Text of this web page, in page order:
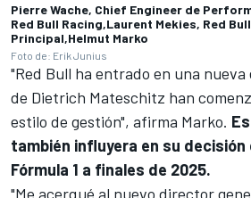
Pierre Wache, Chief Engineer de
Red Bull Racing,Laurent Mekies, Red
Principal,Helmut Marko
Foto de: Erik Junius
"Red Bull ha entrado en una nueva
de Dietrich Mateschitz han
estilo de gestión", afirma Marko.
también influyera en su decisión
Fórmula 1 a finales de 2025.
"Me acerqué al nuevo director